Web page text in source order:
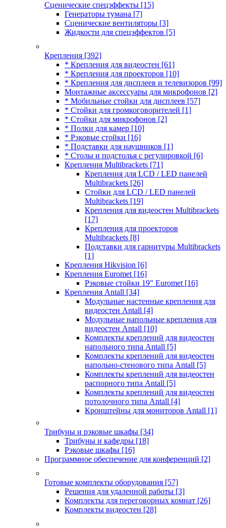
Сценические спецэффекты [15]
Генераторы тумана [7]
Сценические вентиляторы [3]
Жидкости для спецэффектов [5]
Крепления [392]
* Крепления для видеостен [61]
* Крепления для проекторов [10]
* Крепления для дисплеев и телевизоров [99]
Монтажные аксессуары для микрофонов [2]
* Мобильные стойки для дисплеев [57]
* Стойки для громкоговорителей [1]
* Стойки для микрофонов [2]
* Полки для камер [10]
* Рэковые стойки [16]
* Подставки для наушников [1]
* Столы и подстолья с регулировкой [6]
Крепления Multibrackets [71]
Крепления для LCD / LED панелей
Multibrackets [26]
Стойки для LCD / LED панелей
Multibrackets [19]
Крепления для видеостен Multibrackets
[17]
Крепления для проекторов
Multibrackets [8]
Подставки для гарнитуры Multibrackets
[1]
Крепления Hikvision [6]
Крепления Euromet [16]
Рэковые стойки 19" Euromet [16]
Крепления Antall [34]
Модульные настенные крепления для
видеостен Antall [4]
Модульные напольные крепления для
видеостен Antall [10]
Комплекты креплений для видеостен
напольного типа Antall [5]
Комплекты креплений для видеостен
напольно-стенового типа Antall [5]
Комплекты креплений для видеостен
распорного типа Antall [5]
Комплекты креплений для видеостен
потолочного типа Antall [4]
Кронштейны для мониторов Antall [1]
Трибуны и рэковые шкафы [34]
Трибуны и кафедры [18]
Рэковые шкафы [16]
Программное обеспечение для конференций [2]
Готовые комплекты оборудования [57]
Решения для удаленной работы [3]
Комплекты для переговорных комнат [26]
Комплекты видеостен [28]